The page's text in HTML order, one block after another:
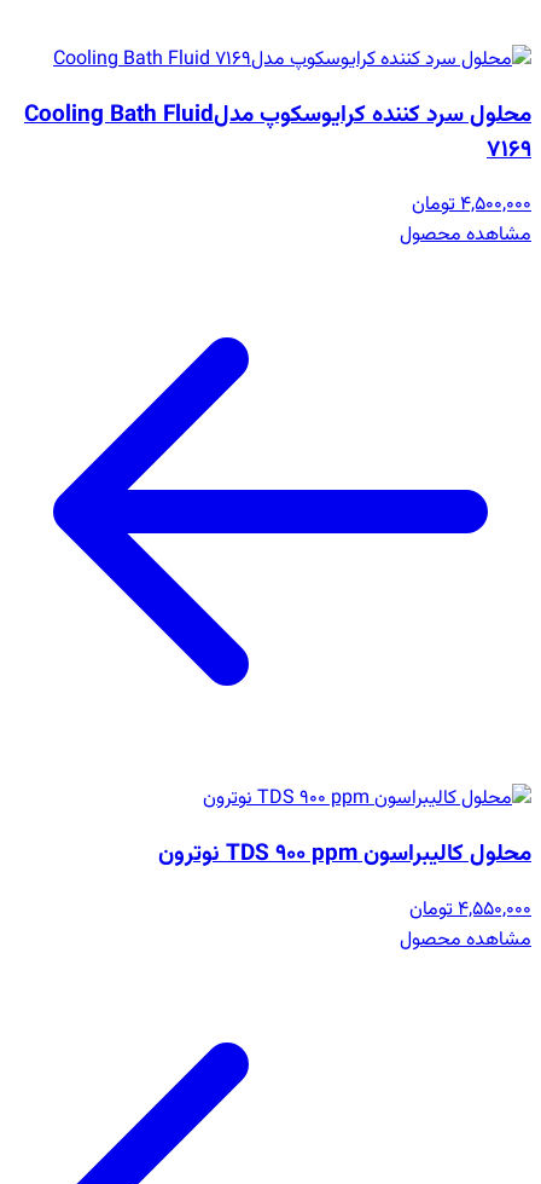
محلول سرد کننده کرایوسکوپ مدلCooling Bath Fluid
7169
4,500,000 تومان
مشاهده محصول
محلول کالیبراسون TDS 900 ppm نوترون
4,550,000 تومان
مشاهده محصول